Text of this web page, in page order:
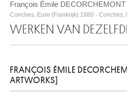
François Émile
Conches, Eure (Frankrijk) 1880 - Conches,
WERKEN VAN
FRANÇOIS ÉMILE
ARTWORKS]